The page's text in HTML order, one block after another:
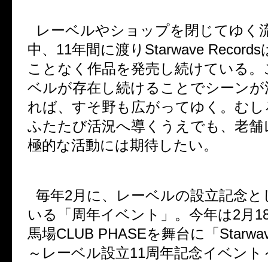
レーベルやショップを閉じてゆく
中、 11年間に渡り Starwave Records
ことなく作品を発売し続けている
ベルが存在し続けることでシーン
れば、すそ野も広がってゆく。む
ふたたび活況へ導くうえでも、老
極的な活動には期待したい。
毎年2月に、レーベルの設立記念
いる「周年イベント」。今年は2月
馬場CLUB PHASEを舞台に「
～レーベル設立11周年記念イベン